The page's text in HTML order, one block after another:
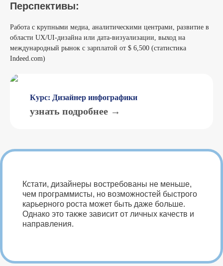
Перспективы:
Работа с крупными медиа, аналитическими центрами, развитие в
области UX/UI-дизайна или дата-визуализации, выход на
международный рынок с зарплатой от $ 6,500 (статистика
Indeed.com)
Курс: Дизайнер инфографики
узнать подробнее →
Кстати, дизайнеры востребованы не меньше,
чем программисты, но возможностей быстрого
карьерного роста может быть даже больше.
Однако это также зависит от личных качеств и
направления.